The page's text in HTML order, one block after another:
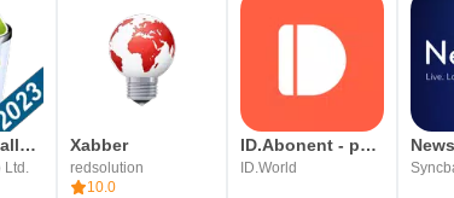
Revo Uninstaller Mobile
Ltd.
Xabber
redsolution
10.0
ID.Abonent - регистрация SIM
ID.World